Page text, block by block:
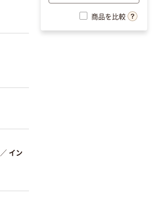
／ イン
商品を比較